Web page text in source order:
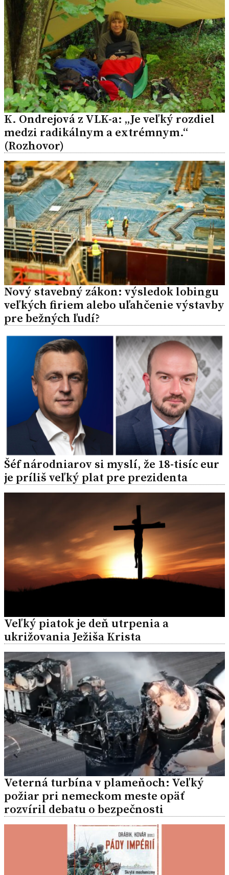
K. Ondrejová z VLK-a: „Je veľký rozdiel
medzi radikálnym a extrémnym.“
(Rozhovor)
Nový stavebný zákon: výsledok lobingu
veľkých firiem alebo uľahčenie výstavby
pre bežných ľudí?
Šéf národniarov si myslí, že 18-tisíc eur
je príliš veľký plat pre prezidenta
Veľký piatok je deň utrpenia a
ukrižovania Ježiša Krista
Veterná turbína v plameňoch: Veľký
požiar pri nemeckom meste opäť
rozvíril debatu o bezpečnosti